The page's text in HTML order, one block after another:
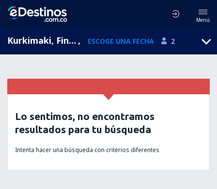
Menú
Kurkimaki, Finlandia , ESCOGE UNA FECHA 2
Lo sentimos, no encontramos
resultados para tu búsqueda
Intenta hacer una búsqueda con criterios diferentes